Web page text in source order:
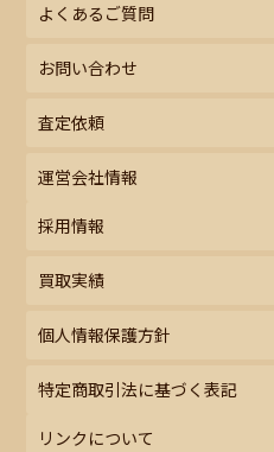
よくあるご質問
お問い合わせ
査定依頼
運営会社情報
採用情報
買取実績
個人情報保護方針
特定商取引法に基づく表記
リンクについて